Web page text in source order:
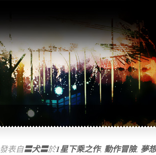
發表自〓犬〓於1星下乘之作, 動作冒險, 夢想